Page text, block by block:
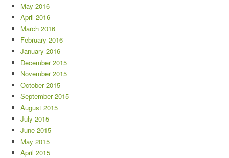
May 2016
April 2016
March 2016
February 2016
January 2016
December 2015
November 2015
October 2015
September 2015
August 2015
July 2015
June 2015
May 2015
April 2015